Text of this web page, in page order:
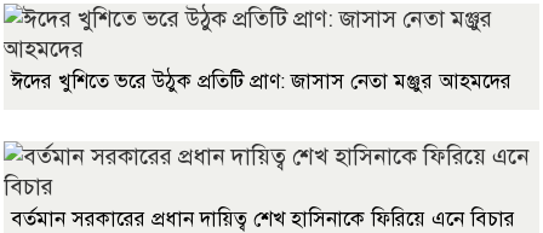
ঈদের খুশিতে ভরে উঠুক প্রতিটি প্রাণ: জাসাস নেতা মঞ্জুর আহমদের
বর্তমান সরকারের প্রধান দায়িত্ব শেখ হাসিনাকে ফিরিয়ে এনে বিচার